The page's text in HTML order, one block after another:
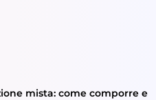
mista: come comporre e